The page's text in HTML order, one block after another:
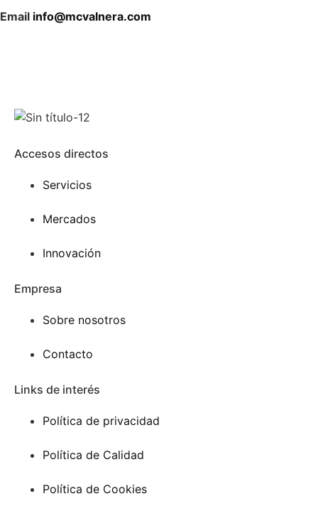
Email info@mcvalnera.com
Accesos directos
Servicios
Mercados
Innovación
Empresa
Sobre nosotros
Contacto
Links de interés
Política de privacidad
Política de Calidad
Política de Cookies